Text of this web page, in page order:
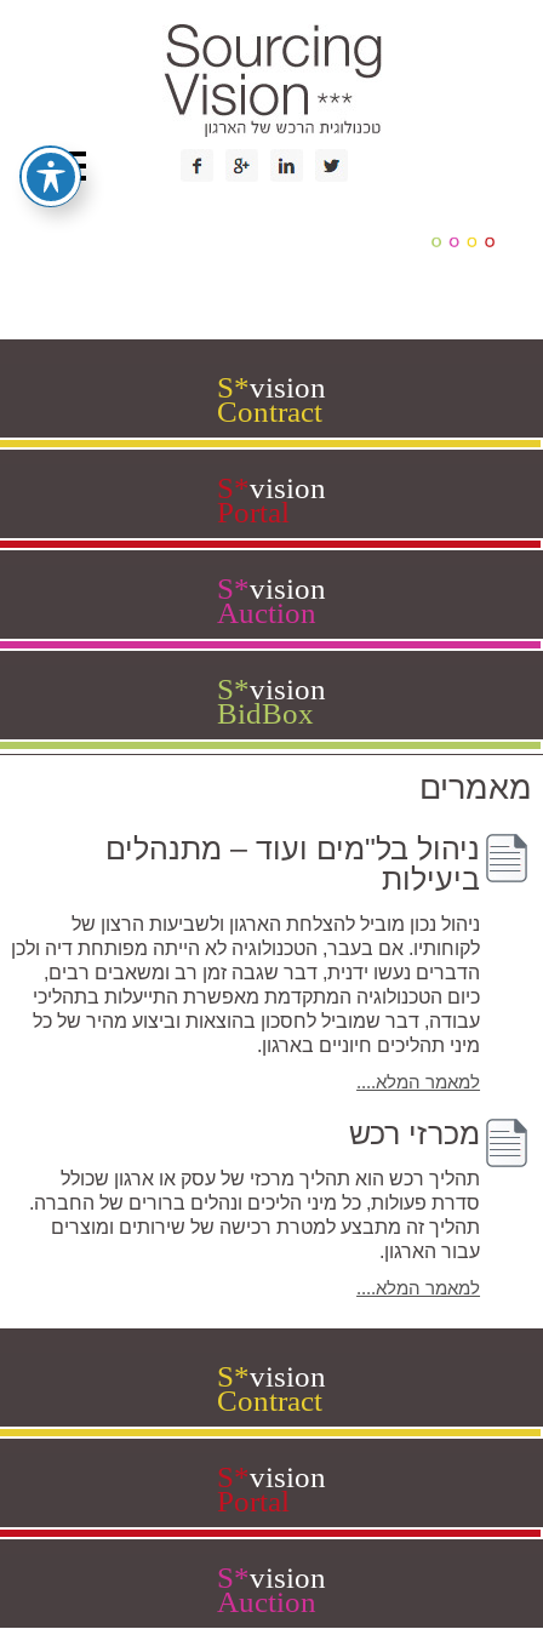
S*vision
Contract
S*vision
Portal
S*vision
Auction
S*vision
BidBox
מאמרים
ניהול בל"מים ועוד – מתנהלים
ביעילות
ניהול נכון מוביל להצלחת הארגון ולשביעות הרצון של
לקוחותיו. אם בעבר, הטכנולוגיה לא הייתה מפותחת דיה ולכן
הדברים נעשו ידנית, דבר שגבה זמן רב ומשאבים רבים,
כיום הטכנולוגיה המתקדמת מאפשרת התייעלות בתהליכי
עבודה, דבר שמוביל לחסכון בהוצאות וביצוע מהיר של כל
מיני תהליכים חיוניים בארגון.
למאמר המלא....
מכרזי רכש
תהליך רכש הוא תהליך מרכזי של עסק או ארגון שכולל
סדרת פעולות, כל מיני הליכים ונהלים ברורים של החברה.
תהליך זה מתבצע למטרת רכישה של שירותים ומוצרים
עבור הארגון.
למאמר המלא....
S*vision
Contract
S*vision
Portal
S*vision
Auction